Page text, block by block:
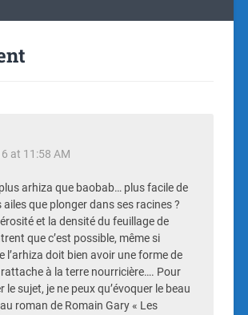
at 11:58 AM
arhiza que baobab… plus facile de
ailes que plonger dans ses racines ?
et la densité du feuillage de
que c’est possible, même si
l’arhiza doit bien avoir une forme de
à la terre nourricière…. Pour
le sujet, je ne peux qu’évoquer le beau
roman de Romain Gary « Les